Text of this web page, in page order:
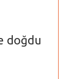
doğdu